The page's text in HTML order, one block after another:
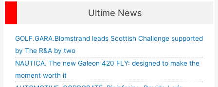
Ultime News
GOLF.GARA.Blomstrand leads Scottish Challenge supported
by The R&A by two
NAUTICA. The new Galeon 420 FLY: designed to make the
moment worth it